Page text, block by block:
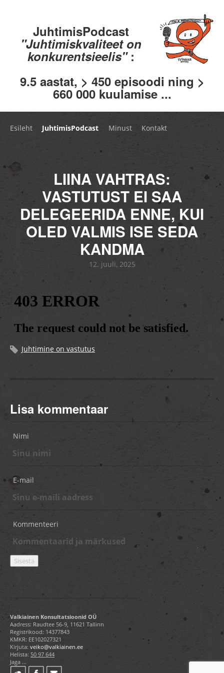
JuhtimisPodcast
"Juhtimiskvaliteet on
konkurentsieelis" :
9.5 aastat, > 450 episoodi ning >
660 000 kuulamise ...
Esileht JuhtimisPodcast Minust Kontakt
LIINA VAHTRAS:
VASTUTUST EI SAA
DELEGEERIDA ENNE, KUI
OLED VALMIS ISE SEDA
KANDMA
12. juuli, 2025
Juhtimine on vastutus
Lisa kommentaar
Nimi
E-mail
Kommenteeri
Valkiainen Konsultatsioonid OÜ
Aadress: Raudtee 56-9, 11621 Tallinn
Registrikood: 14377843
KMKR: EE102027321
Kirjuta: veiko@valkiainen.ee
Helista: 50 97 644
Jaga ...